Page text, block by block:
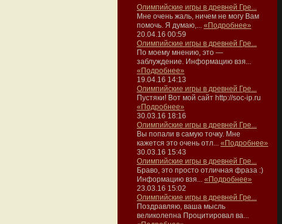
Олимпийские игры в древней Гре...
Мне очень жаль, ничем не могу Вам
помочь. Я думаю,... «Подробнее»
20.04.16 00:59
Олимпийские игры в древней Гре...
По моему мнению, это —
заблуждение. Информацию взя...
«Подробнее»
19.04.16 14:13
Олимпийские игры в древней Гре...
Пустяки! Вот мой сайт http://soc-ip.ru
«Подробнее»
30.03.16 18:16
Олимпийские игры в древней Гре...
Вы попали в самую точку. Мне
кажется это очень отл... «Подробнее»
30.03.16 15:43
Олимпийские игры в древней Гре...
Браво, это просто отличная фраза :)
Информацию взя... «Подробнее»
23.03.16 15:02
Олимпийские игры в древней Гре...
Поздравляю, ваша мысль
великолепна Процитировал ва...